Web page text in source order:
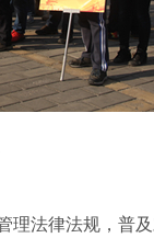
法律法规，普